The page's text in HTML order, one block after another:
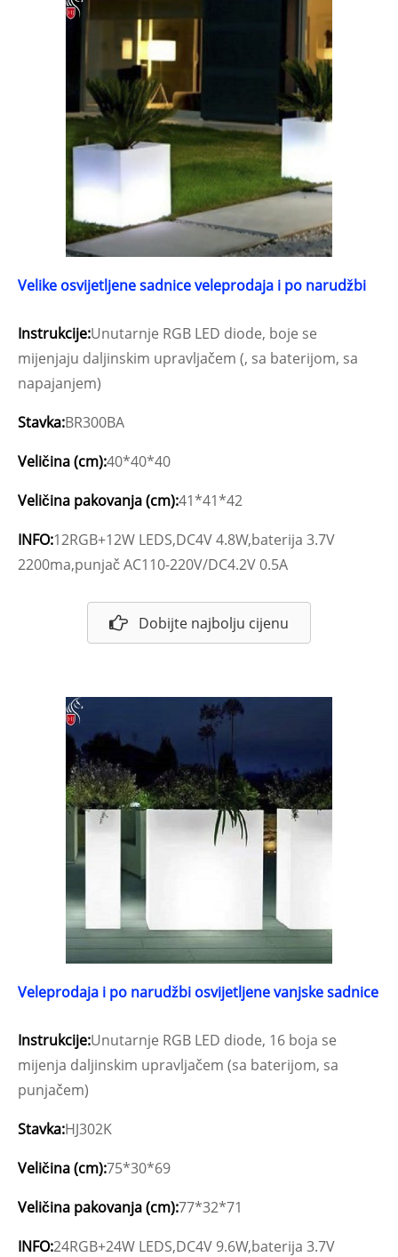
Velike osvijetljene sadnice veleprodaja i po narudžbi
Instrukcije:Unutarnje RGB LED diode, boje se
mijenjaju daljinskim upravljačem (, sa baterijom, sa
napajanjem)
Stavka:BR300BA
Veličina (cm):40*40*40
Veličina pakovanja (cm):41*41*42
INFO:12RGB+12W LEDS,DC4V 4.8W,baterija 3.7V
2200ma,punjač AC110-220V/DC4.2V 0.5A
Dobijte najbolju cijenu
Veleprodaja i po narudžbi osvijetljene vanjske sadnice
Instrukcije:Unutarnje RGB LED diode, 16 boja se
mijenja daljinskim upravljačem (sa baterijom, sa
punjačem)
Stavka:HJ302K
Veličina (cm):75*30*69
Veličina pakovanja (cm):77*32*71
INFO:24RGB+24W LEDS,DC4V 9.6W,baterija 3.7V